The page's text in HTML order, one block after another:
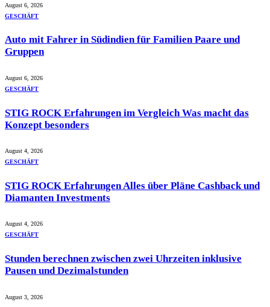
August 6, 2026
GESCHÄFT
Auto mit Fahrer in Südindien für Familien Paare und
Gruppen
August 6, 2026
GESCHÄFT
STIG ROCK Erfahrungen im Vergleich Was macht das
Konzept besonders
August 4, 2026
GESCHÄFT
STIG ROCK Erfahrungen Alles über Pläne Cashback und
Diamanten Investments
August 4, 2026
GESCHÄFT
Stunden berechnen zwischen zwei Uhrzeiten inklusive
Pausen und Dezimalstunden
August 3, 2026